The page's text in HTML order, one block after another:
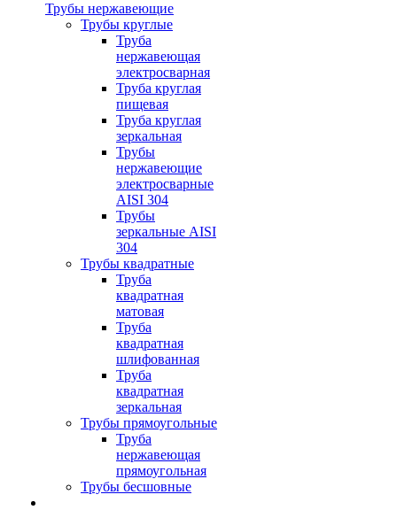
Трубы нержавеющие
Трубы круглые
Труба
нержавеющая
электросварная
Труба круглая
пищевая
Труба круглая
зеркальная
Трубы
нержавеющие
электросварные
AISI 304
Трубы
зеркальные AISI
304
Трубы квадратные
Труба
квадратная
матовая
Труба
квадратная
шлифованная
Труба
квадратная
зеркальная
Трубы прямоугольные
Труба
нержавеющая
прямоугольная
Трубы бесшовные